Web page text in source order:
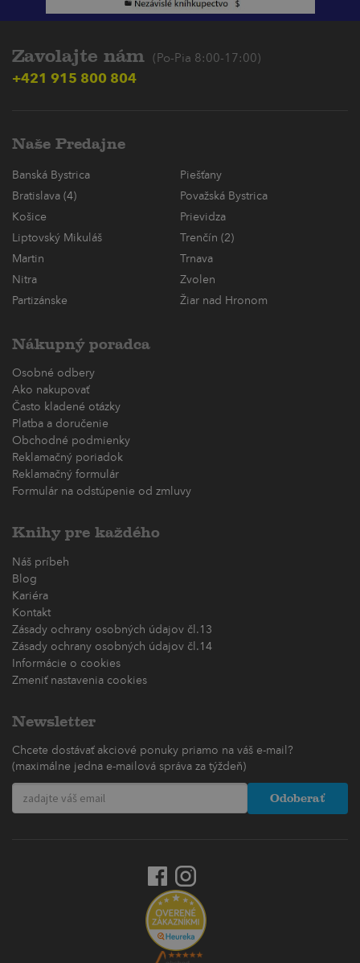
Zavolajte nám (Po-Pia 8:00-17:00)
+421 915 800 804
Naše Predajne
Banská Bystrica
Piešťany
Bratislava (4)
Považská Bystrica
Košice
Prievidza
Liptovský Mikuláš
Trenčín (2)
Martin
Trnava
Nitra
Zvolen
Partizánske
Žiar nad Hronom
Nákupný poradca
Osobné odbery
Ako nakupovať
Často kladené otázky
Platba a doručenie
Obchodné podmienky
Reklamačný poriadok
Reklamačný formulár
Formulár na odstúpenie od zmluvy
Knihy pre každého
Náš príbeh
Blog
Kariéra
Kontakt
Zásady ochrany osobných údajov čl.13
Zásady ochrany osobných údajov čl.14
Informácie o cookies
Zmeniť nastavenia cookies
Newsletter
Chcete dostávať akciové ponuky priamo na váš e-mail?
(maximálne jedna e-mailová správa za týždeň)
Odoberať